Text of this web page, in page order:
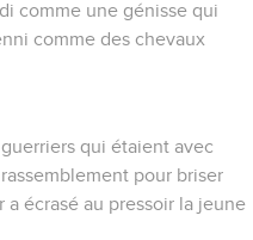
comme une génisse qui
comme des chevaux
guerriers qui étaient avec
pour briser
a écrasé au pressoir la jeune